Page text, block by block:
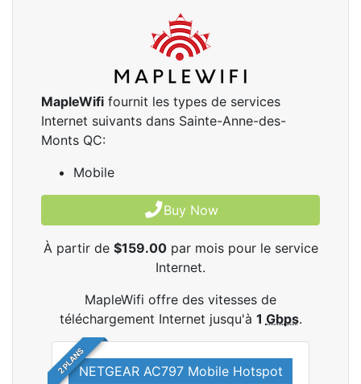
MapleWifi fournit les types de services
Internet suivants dans Sainte-Anne-des-
Monts QC:
Mobile
Buy Now
À partir de $159.00par mois pour le service
Internet.
MapleWifi offre des vitesses de
téléchargement Internet jusqu'à 1 Gbps.
2 PLANSNETGEAR AC797 Mobile Hotspot